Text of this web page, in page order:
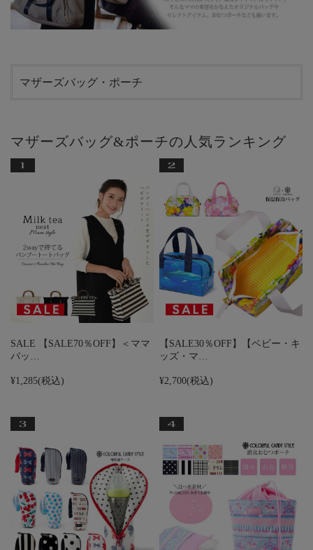
マザーズバッグ・ポーチ
マザーズバッグ&ポーチの人気ランキング
SALE 【SALE70％OFF】＜ママ
バッ…
¥1,285(税込)
【SALE30％OFF】【ベビー・キ
ッズ・マ…
¥2,700(税込)